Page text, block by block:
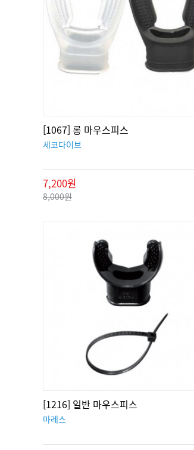
[1067] 롱 마우스피스
세코다이브
7,200원
8,000원
[1216] 일반 마우스피스
마레스